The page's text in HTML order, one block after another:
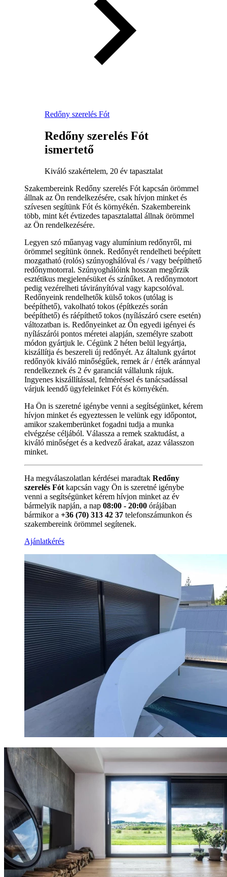
Redőny szerelés Fót
Redőny szerelés Fót
ismertető
Kiváló szakértelem, 20 év tapasztalat
Szakembereink Redőny szerelés Fót kapcsán örömmel
állnak az Ön rendelkezésére, csak hívjon minket és
szívesen segítünk Fót és környékén. Szakembereink
több, mint két évtizedes tapasztalattal állnak örömmel
az Ön rendelkezésére.
Legyen szó műanyag vagy alumínium redőnyről, mi
örömmel segítünk önnek. Redőnyét rendelheti beépített
mozgatható (rolós) szúnyoghálóval és / vagy beépíthető
redőnymotorral. Szúnyoghálóink hosszan megőrzik
esztétikus megjelenésüket és színűket. A redőnymotort
pedig vezérelheti távirányítóval vagy kapcsolóval.
Redőnyeink rendelhetők külső tokos (utólag is
beépíthető), vakolható tokos (építkezés során
beépíthető) és ráépíthető tokos (nyílászáró csere esetén)
változatban is. Redőnyeinket az Ön egyedi igényei és
nyílászárói pontos méretei alapján, személyre szabott
módon gyártjuk le. Cégünk 2 héten belül legyártja,
kiszállítja és beszereli új redőnyét. Az általunk gyártot
redőnyök kiváló minőségűek, remek ár / érték aránnyal
rendelkeznek és 2 év garanciát vállalunk rájuk.
Ingyenes kiszállítással, felméréssel és tanácsadással
várjuk leendő ügyfeleinket Fót és környékén.
Ha Ön is szeretné igénybe venni a segítségünket, kérem
hívjon minket és egyeztessen le velünk egy időpontot,
amikor szakemberünket fogadni tudja a munka
elvégzése céljából. Válassza a remek szaktudást, a
kiváló minőséget és a kedvező árakat, azaz válasszon
minket.
Ha megválaszolatlan kérdései maradtak Redőny
szerelés Fót kapcsán vagy Ön is szeretné igénybe
venni a segítségünket kérem hívjon minket az év
bármelyik napján, a nap 08:00 - 20:00 órájában
bármikor a +36 (70) 313 42 37 telefonszámunkon és
szakembereink örömmel segítenek.
Ajánlatkérés